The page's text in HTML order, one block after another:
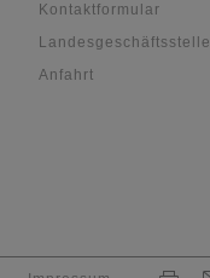
Kontaktformular
Landesgeschäftsstelle
Anfahrt